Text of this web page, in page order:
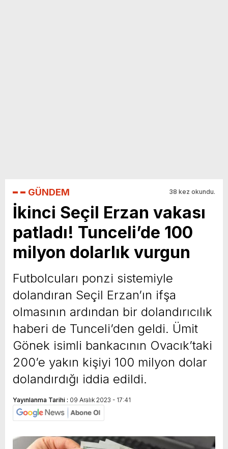
GÜNDEM 38 kez okundu.
İkinci Seçil Erzan vakası
patladı! Tunceli’de 100
milyon dolarlık vurgun
Futbolcuları ponzi sistemiyle
dolandıran Seçil Erzan’ın ifşa
olmasının ardından bir dolandırıcılık
haberi de Tunceli’den geldi. Ümit
Gönek isimli bankacının Ovacık’taki
200’e yakın kişiyi 100 milyon dolar
dolandırdığı iddia edildi.
Yayınlanma Tarihi : 09 Aralık 2023 - 17:41